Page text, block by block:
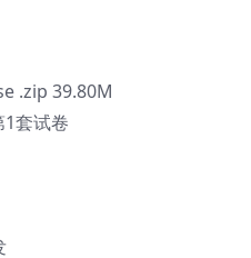
.zip 39.80M
套试卷